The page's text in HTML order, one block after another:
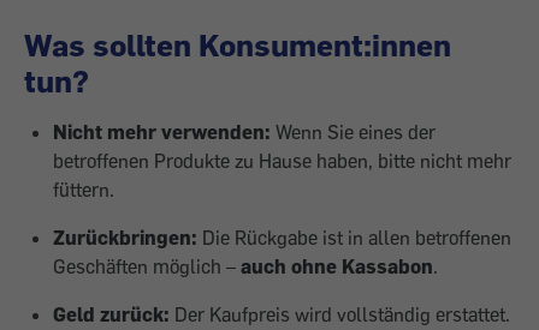
Was sollten Konsument:innen
tun?
Nicht mehr verwenden: Wenn Sie eines der
betroffenen Produkte zu Hause haben, bitte nicht mehr
füttern.
Zurückbringen: Die Rückgabe ist in allen betroffenen
Geschäften möglich – auch ohne Kassabon.
Geld zurück: Der Kaufpreis wird vollständig erstattet.